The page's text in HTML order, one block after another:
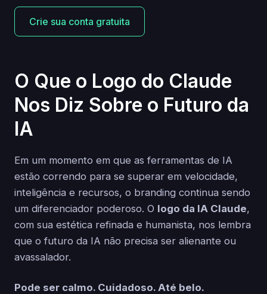
Crie sua conta gratuita
O Que o Logo do Claude
Nos Diz Sobre o Futuro da
IA
Em um momento em que as ferramentas de IA
estão correndo para se superar em velocidade,
inteligência e recursos, o branding continua sendo
um diferenciador poderoso. O logo da IA Claude,
com sua estética refinada e humanista, nos lembra
que o futuro da IA não precisa ser alienante ou
avassalador.
Pode ser calmo. Cuidadoso. Até belo.